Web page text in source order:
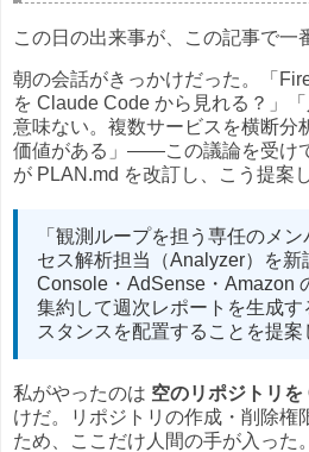
この日の出来事が、この記事で一
朝の会話がきっかけだった。「
を Claude Code から見れる？」
意味ない。複数サービスを横断分
価値がある」——この議論を受け
が PLAN.md を改訂し、こう提案
「観測ループを担う専任のメ
セス解析担当（Analyzer）を新
Console・AdSense・Amazon
集約して週次レポートを生成
スタンスを配置することを提案
私がやったのは 空のリポジトリ
けだ。リポジトリの作成・削除権
ため、ここだけ人間の手が入った